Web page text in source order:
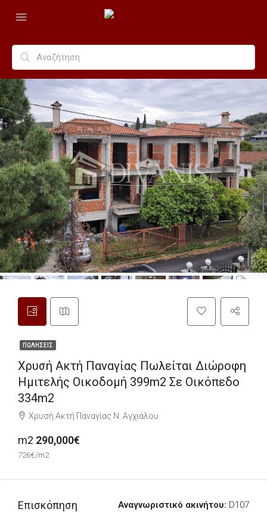
ΠΩΛΉΣΕΙΣ
Χρυσή Ακτή Παναγίας Πωλείται Διώροφη
Ημιτελής Οικοδομή 399m2 Σε Οικόπεδο
334m2
Χρυσή Ακτή Παναγίας Ν. Αγχιάλου
m2 290,000€
726€/m2
Επισκόπηση Αναγνωριστικό ακινήτου: D107